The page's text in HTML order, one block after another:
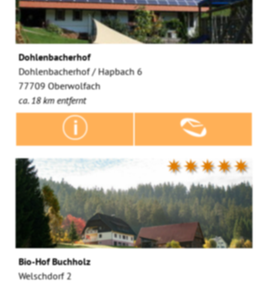
Dohlenbacherhof
Dohlenbacherhof / Hapbach 6
77709 Oberwolfach
ca. 18 km entfernt
✷✷✷✷✷
Bio-Hof Buchholz
Welschdorf 2